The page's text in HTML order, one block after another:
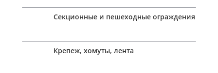
Секционные и пешеходные ограждения
Крепеж, хомуты, лента